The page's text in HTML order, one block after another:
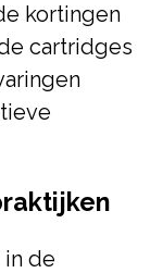
kortingen
cartridges
in de